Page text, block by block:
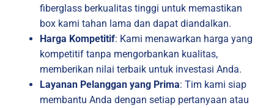
fiberglass berkualitas tinggi untuk memastikan
box kami tahan lama dan dapat diandalkan.
Harga Kompetitif: Kami menawarkan harga yang
kompetitif tanpa mengorbankan kualitas,
memberikan nilai terbaik untuk investasi Anda.
Layanan Pelanggan yang Prima: Tim kami siap
membantu Anda dengan setiap pertanyaan atau